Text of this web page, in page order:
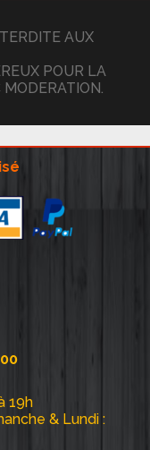
AUX
POUR LA
19h
& Lundi :